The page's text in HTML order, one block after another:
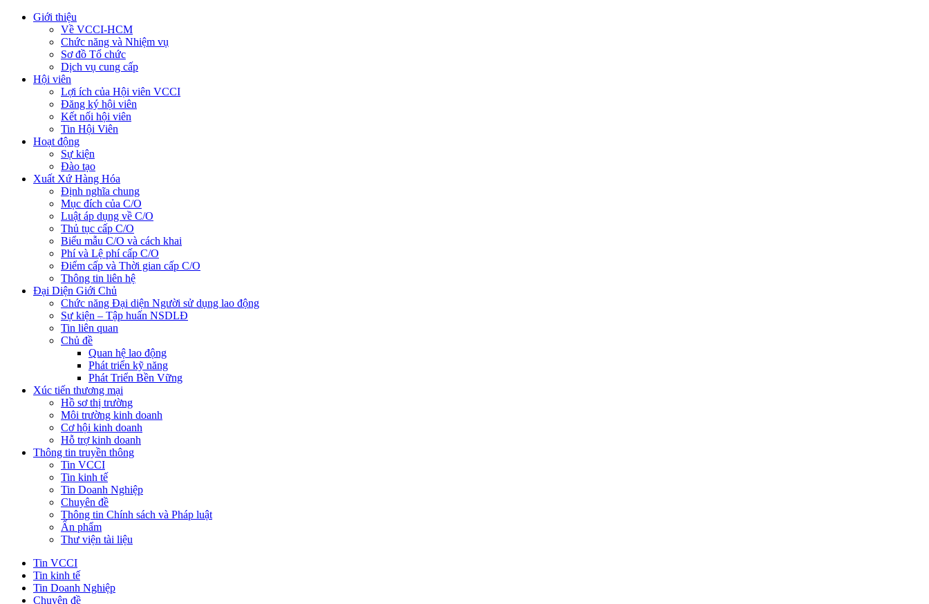
Giới thiệu
Về VCCI-HCM
Chức năng và Nhiệm vụ
Sơ đồ Tổ chức
Dịch vụ cung cấp
Hội viên
Lợi ích của Hội viên VCCI
Đăng ký hội viên
Kết nối hội viên
Tin Hội Viên
Hoạt động
Sự kiện
Đào tạo
Xuất Xứ Hàng Hóa
Định nghĩa chung
Mục đích của C/O
Luật áp dụng về C/O
Thủ tục cấp C/O
Biểu mẫu C/O và cách khai
Phí và Lệ phí cấp C/O
Điểm cấp và Thời gian cấp C/O
Thông tin liên hệ
Đại Diện Giới Chủ
Chức năng Đại diện Người sử dụng lao động
Sự kiện – Tập huấn NSDLĐ
Tin liên quan
Chủ đề
Quan hệ lao động
Phát triển kỹ năng
Phát Triển Bền Vững
Xúc tiến thương mại
Hồ sơ thị trường
Môi trường kinh doanh
Cơ hội kinh doanh
Hỗ trợ kinh doanh
Thông tin truyền thông
Tin VCCI
Tin kinh tế
Tin Doanh Nghiệp
Chuyên đề
Thông tin Chính sách và Pháp luật
Ấn phẩm
Thư viện tài liệu
Tin VCCI
Tin kinh tế
Tin Doanh Nghiệp
Chuyên đề